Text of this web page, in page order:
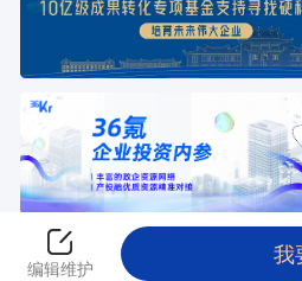
返回创投
编辑维护
我